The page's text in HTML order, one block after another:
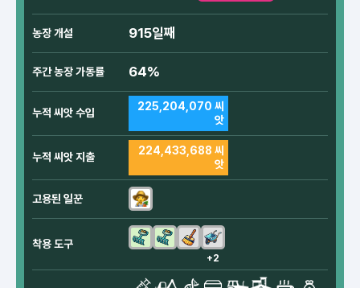
농장 개설 915일째
주간 농장 가동률 64%
누적 씨앗 수입
225,204,070 씨
앗
누적 씨앗 지출
224,433,688 씨
앗
고용된 일꾼
착용 도구
+2